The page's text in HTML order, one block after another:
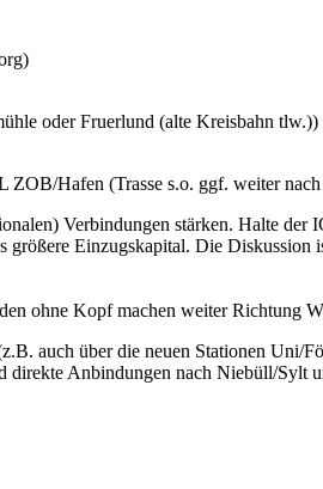
oder Fruerlund (alte Kreisbahn tlw.))
Hafen (Trasse s.o. ggf. weiter
Verbindungen stärken. Halte der
Einzugskapital. Die Diskussion
ohne Kopf machen weiter Richtung
auch über die neuen Stationen Uni/
direkte Anbindungen nach Niebüll/